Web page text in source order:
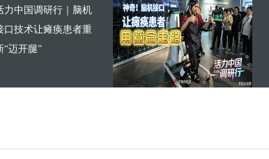
力中国调研行｜脑机
口技术让瘫痪患者重
“迈开腿”